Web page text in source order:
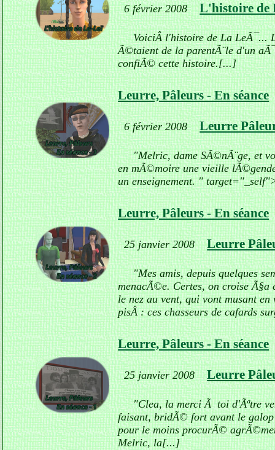
6 février 2008 L'histoire de
VoiciÂ l'histoire de La LeÃ¯...
Ã©taient de la parentÃ¨le d'un
confiÃ© cette histoire.[...]
Leurre, Pâleurs - En séance
6 février 2008 Leurre
"Melric, dame SÃ©nÃ¨ge, et
en mÃ©moire une vieille
un enseignement. "
Leurre, Pâleurs - En séance
25 janvier 2008 Leurre
"Mes amis, depuis quelques
menacÃ©e. Certes, on croise
le nez au vent, qui vont musant
pisÂ : ces chasseurs de cafards
Leurre, Pâleurs - En séance
25 janvier 2008 Leurre
"Clea, la merci Ã toi d'Ãªtre
faisant, bridÃ© fort avant le
pour le moins procurÃ©
Melric, la[...]